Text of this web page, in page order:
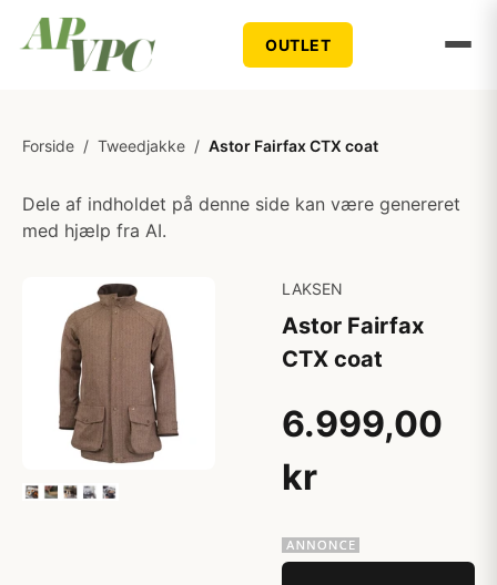
OUTLET
Forside / Tweedjakke / Astor Fairfax CTX coat
Dele af indholdet på denne side kan være genereret
med hjælp fra AI.
LAKSEN
Astor Fairfax
CTX coat
6.999,00
kr